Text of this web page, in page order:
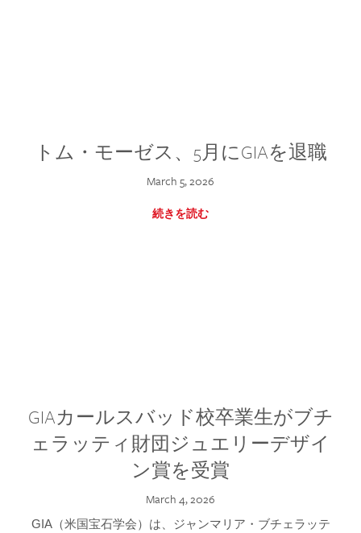
トム・モーゼス、5月にGIAを退職
March 5, 2026
続きを読む
GIAカールスバッド校卒業生がブチ
ェラッティ財団ジュエリーデザイ
ン賞を受賞
March 4, 2026
GIA（米国宝石学会）は、ジャンマリア・ブチェラッテ